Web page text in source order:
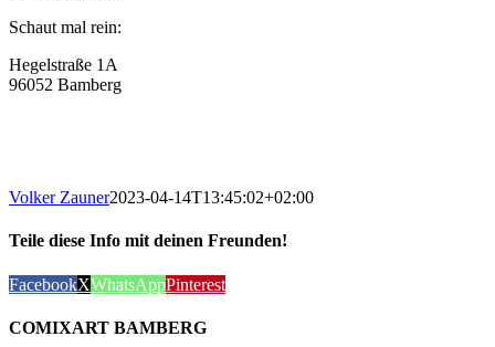
Schaut mal rein:
Hegelstraße 1A
96052 Bamberg
Volker Zauner2023-04-14T13:45:02+02:00
Teile diese Info mit deinen Freunden!
FacebookXWhatsAppPinterest
COMIXART BAMBERG